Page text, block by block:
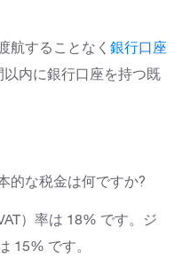
航することなく 銀行口座
以内に銀行口座を持つ既
的な税金は何ですか?
）率は 18% です。ジ
15% です。